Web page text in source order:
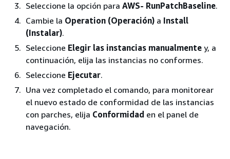
Seleccione la opción para AWS- RunPatchBaseline.
Cambie la Operation (Operación) a Install
(Instalar).
Seleccione Elegir las instancias manualmente y, a
continuación, elija las instancias no conformes.
Seleccione Ejecutar.
Una vez completado el comando, para monitorear
el nuevo estado de conformidad de las instancias
con parches, elija Conformidad en el panel de
navegación.